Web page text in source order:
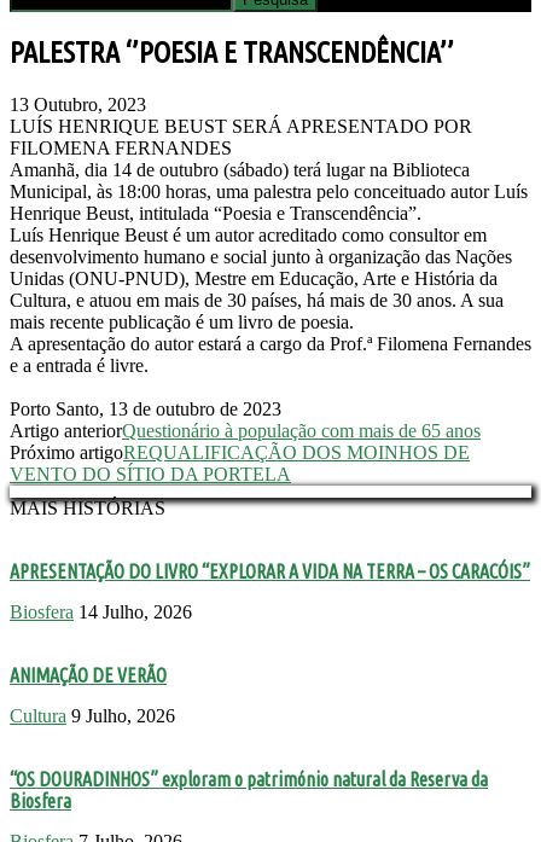
PALESTRA ‘’POESIA E TRANSCENDÊNCIA’’
13 Outubro, 2023
LUÍS HENRIQUE BEUST SERÁ APRESENTADO POR
FILOMENA FERNANDES
Amanhã, dia 14 de outubro (sábado) terá lugar na Biblioteca
Municipal, às 18:00 horas, uma palestra pelo conceituado autor Luís
Henrique Beust, intitulada “Poesia e Transcendência”.
Luís Henrique Beust é um autor acreditado como consultor em
desenvolvimento humano e social junto à organização das Nações
Unidas (ONU-PNUD), Mestre em Educação, Arte e História da
Cultura, e atuou em mais de 30 países, há mais de 30 anos. A sua
mais recente publicação é um livro de poesia.
A apresentação do autor estará a cargo da Prof.ª Filomena Fernandes
e a entrada é livre.
Porto Santo, 13 de outubro de 2023
Artigo anteriorQuestionário à população com mais de 65 anos
Próximo artigoREQUALIFICAÇÃO DOS MOINHOS DE
VENTO DO SÍTIO DA PORTELA
MAIS HISTÓRIAS
APRESENTAÇÃO DO LIVRO “EXPLORAR A VIDA NA TERRA – OS CARACÓIS”
Biosfera 14 Julho, 2026
ANIMAÇÃO DE VERÃO
Cultura 9 Julho, 2026
“OS DOURADINHOS” exploram o património natural da Reserva da
Biosfera